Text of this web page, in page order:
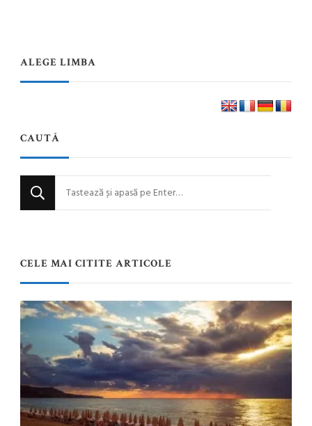
ALEGE LIMBA
CAUTĂ
Cauți
ceva?
CELE MAI CITITE ARTICOLE